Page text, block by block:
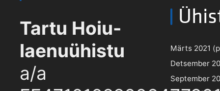
Tartu Hoiu-
laenuühistu
a/a
Märts 2021
Detsember
September